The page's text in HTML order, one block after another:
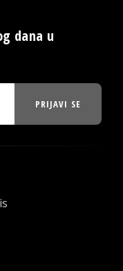
dana u
PRIJAVI SE